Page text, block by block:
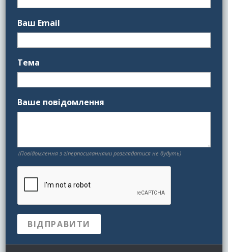
Ваш Email
Тема
Ваше повідомлення
(Повідомлення з гіперпосиланнями розглядатися не будуть)